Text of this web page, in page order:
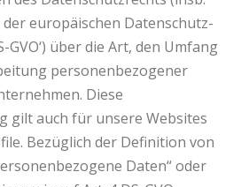
der europäischen Datenschutz-
GVO‘) über die Art, den Umfang
personenbezogener
Diese
gilt auch für unsere Websites
Bezüglich der Definition von
Daten“ oder